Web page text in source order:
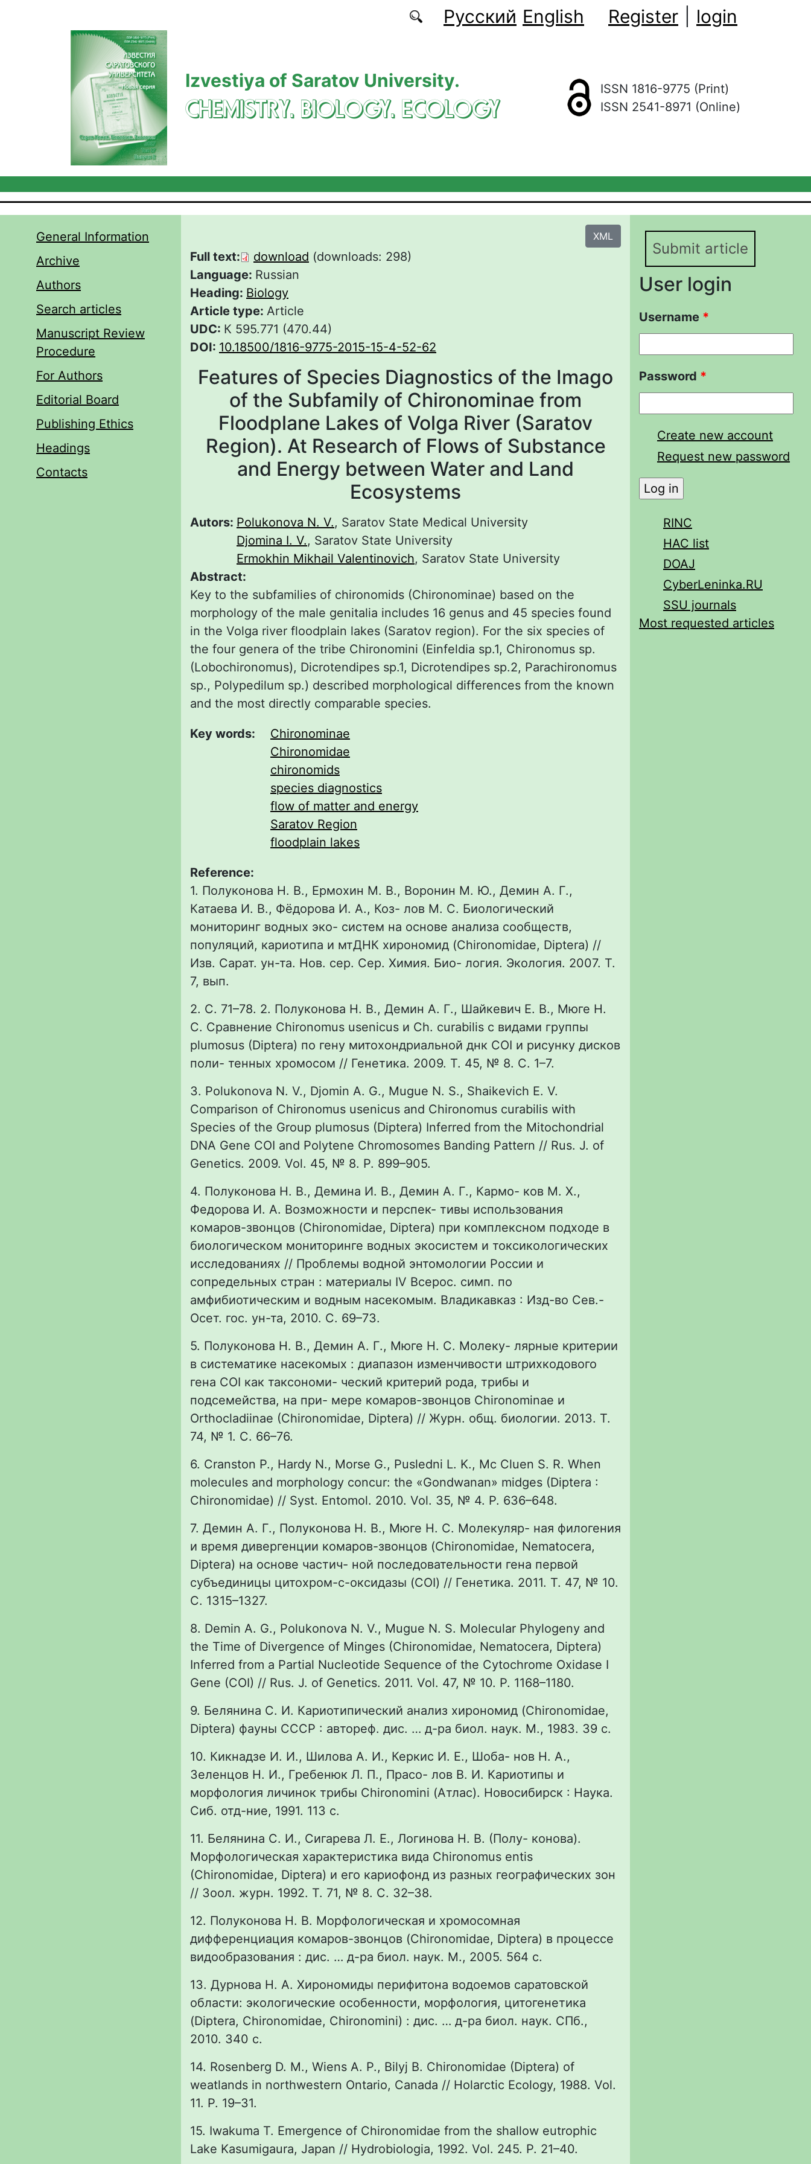
Русский English Register login
Izvestiya of Saratov University.
CHEMISTRY. BIOLOGY. ECOLOGY
ISSN 1816-9775 (Print)
ISSN 2541-8971 (Online)
General Information
Archive
Authors
Search articles
Manuscript Review
Procedure
For Authors
Editorial Board
Publishing Ethics
Headings
Contacts
XML
Full text: download (downloads: 298)
Language: Russian
Heading: Biology
Article type: Article
UDC: К 595.771 (470.44)
DOI: 10.18500/1816-9775-2015-15-4-52-62
Features of Species Diagnostics of the Imago
of the Subfamily of Chironominae from
Floodplane Lakes of Volga River (Saratov
Region). At Research of Flows of Substance
and Energy between Water and Land
Ecosystems
Autors: Polukonova N. V., Saratov State Medical University
Djomina I. V., Saratov State University
Ermokhin Mikhail Valentinovich, Saratov State University
Abstract:
Key to the subfamilies of chironomids (Chironominae) based on the
morphology of the male genitalia includes 16 genus and 45 species found
in the Volga river floodplain lakes (Saratov region). For the six species of
the four genera of the tribe Chironomini (Einfeldia sp.1, Chironomus sp.
(Lobochironomus), Dicrotendipes sp.1, Dicrotendipes sp.2, Parachironomus
sp., Polypedilum sp.) described morphological differences from the known
and the most directly comparable species.
Key words:
Chironominae
Chironomidae
chironomids
species diagnostics
flow of matter and energy
Saratov Region
floodplain lakes
Reference:
1. Полуконова Н. В., Ермохин М. В., Воронин М. Ю., Демин А. Г.,
Катаева И. В., Фёдорова И. А., Коз- лов М. С. Биологический
мониторинг водных эко- систем на основе анализа сообществ,
популяций, кариотипа и мтДНК хирономид (Chironomidae, Diptera) //
Изв. Сарат. ун-та. Нов. сер. Сер. Химия. Био- логия. Экология. 2007. Т.
7, вып.
2. С. 71–78. 2. Полуконова Н. В., Демин А. Г., Шайкевич Е. В., Мюге Н.
С. Сравнение Chironomus usenicus и Сh. curabilis с видами группы
plumosus (Diptera) по гену митохондриальной днк COI и рисунку дисков
поли- тенных хромосом // Генетика. 2009. Т. 45, № 8. С. 1–7.
3. Polukonova N. V., Djomin A. G., Mugue N. S., Shaikevich E. V.
Comparison of Chironomus usenicus and Chironomus curabilis with
Species of the Group plumosus (Diptera) Inferred from the Mitochondrial
DNA Gene COI and Polytene Chromosomes Banding Pattern // Rus. J. of
Genetics. 2009. Vol. 45, № 8. P. 899–905.
4. Полуконова Н. В., Демина И. В., Демин А. Г., Кармо- ков М. Х.,
Федорова И. А. Возможности и перспек- тивы использования
комаров-звонцов (Chironomidae, Diptera) при комплексном подходе в
биологическом мониторинге водных экосистем и токсикологических
исследованиях // Проблемы водной энтомологии России и
сопредельных стран : материалы IV Всерос. симп. по
амфибиотическим и водным насекомым. Владикавказ : Изд-во Сев.-
Осет. гос. ун-та, 2010. С. 69–73.
5. Полуконова Н. В., Демин А. Г., Мюге Н. С. Молеку- лярные критерии
в систематике насекомых : диапазон изменчивости штрихкодового
гена COI как таксономи- ческий критерий рода, трибы и
подсемейства, на при- мере комаров-звонцов Chironominae и
Orthocladiinae (Chironomidae, Diptera) // Журн. общ. биологии. 2013. Т.
74, № 1. С. 66–76.
6. Cranston P., Hardy N., Morse G., Pusledni L. K., Mc Cluen S. R. When
molecules and morphology concur: the «Gondwanan» midges (Diptera :
Chironomidae) // Syst. Entomol. 2010. Vol. 35, № 4. Р. 636–648.
7. Демин А. Г., Полуконова Н. В., Мюге Н. С. Молекуляр- ная филогения
и время дивергенции комаров-звонцов (Chironomidae, Nematocera,
Diptera) на основе частич- ной последовательности гена первой
субъединицы цитохром-с-оксидазы (COI) // Генетика. 2011. Т. 47, № 10.
С. 1315–1327.
8. Demin A. G., Polukonova N. V., Mugue N. S. Molecular Phylogeny and
the Time of Divergence of Minges (Chironomidae, Nematocera, Diptera)
Inferred from a Partial Nucleotide Sequence of the Cytochrome Oxidase I
Gene (COI) // Rus. J. of Genetics. 2011. Vol. 47, № 10. P. 1168–1180.
9. Белянина С. И. Кариотипический анализ хирономид (Chironomidae,
Diptera) фауны СССР : автореф. дис. … д-ра биол. наук. М., 1983. 39 с.
10. Кикнадзе И. И., Шилова А. И., Керкис И. Е., Шоба- нов Н. А.,
Зеленцов Н. И., Гребенюк Л. П., Прасо- лов В. И. Кариотипы и
морфология личинок трибы Chironomini (Атлас). Новосибирск : Наука.
Сиб. отд-ние, 1991. 113 с.
11. Белянина С. И., Сигарева Л. Е., Логинова Н. В. (Полу- конова).
Морфологическая характеристика вида Chironomus entis
(Chironomidae, Diptera) и его кариофонд из разных географических зон
// Зоол. журн. 1992. Т. 71, № 8. С. 32–38.
12. Полуконова Н. В. Морфологическая и хромосомная
дифференциация комаров-звонцов (Chironomidae, Diptera) в процессе
видообразования : дис. … д-ра биол. наук. М., 2005. 564 с.
13. Дурнова Н. А. Хирономиды перифитона водоемов саратовской
области: экологические особенности, морфология, цитогенетика
(Diptera, Chironomidae, Chironomini) : дис. … д-ра биол. наук. СПб.,
2010. 340 с.
14. Rosenberg D. M., Wiens A. P., Bilyj B. Chironomidae (Diptera) of
weatlands in northwestern Ontario, Canada // Holarctic Ecology, 1988. Vol.
11. P. 19–31.
15. Iwakuma T. Emergence of Chironomidae from the shallow eutrophic
Lake Kasumigaura, Japan // Hydrobiologia, 1992. Vol. 245. P. 21–40.
Submit article
User login
Username *
Password *
Create new account
Request new password
RINC
HAC list
DOAJ
CyberLeninka.RU
SSU journals
Most requested articles